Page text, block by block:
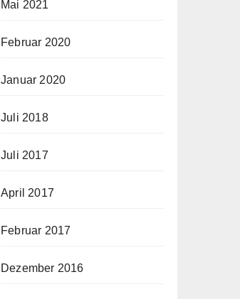
Mai 2021
Februar 2020
Januar 2020
Juli 2018
Juli 2017
April 2017
Februar 2017
Dezember 2016